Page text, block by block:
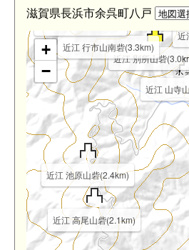
滋賀県長浜市余呉町八戸
近江 高尾山砦(2.1km)
近江 池原山砦(2.4km)
近江 山寺
近江 別所山砦
近
近江
近江 行市山南砦(3.3km)
近
+
−